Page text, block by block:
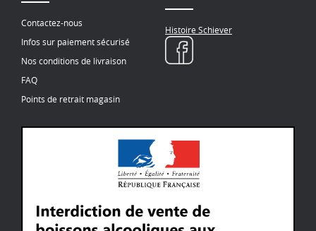
Contactez-nous
Infos sur paiement sécurisé
Nos conditions de livraison
FAQ
Points de retrait magasin
Histoire Schiever